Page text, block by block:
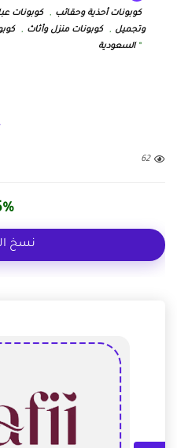
كوبونات أحذية وحقائب , كوبونات
وتجميل , كوبونات منزل وأثاث ,
السعودية
62
نسخ